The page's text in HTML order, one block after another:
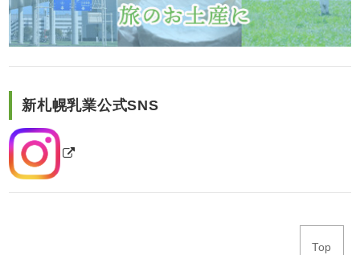
新札幌乳業公式SNS
Top